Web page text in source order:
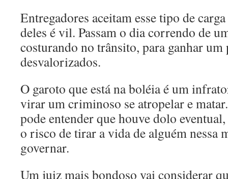
Entregadores aceitam esse tipo de
deles é vil. Passam o dia correndo de
costurando no trânsito, para ganhar um
desvalorizados.
O garoto que está na boléia é um
virar um criminoso se atropelar e
pode entender que houve dolo
o risco de tirar a vida de alguém nessa
governar.
Um juiz mais bondoso vai considerar